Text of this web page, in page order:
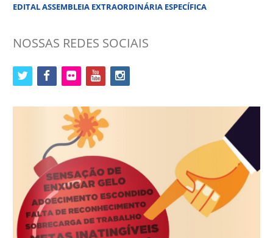
EDITAL ASSEMBLEIA EXTRAORDINÁRIA ESPECÍFICA
NOSSAS REDES SOCIAIS
twitter facebookflickr youtubeinstagram